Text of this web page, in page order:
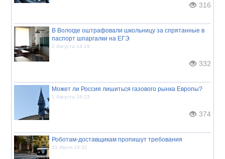
316
В Вологде оштрафовали школьницу за спрятанные в
паспорт шпаргалки на ЕГЭ
2 Августа 14:19
332
Может ли Россия лишиться газового рынка Европы?
1 Августа 16:23
374
Роботам-доставщикам пропишут требования
31 Июля 18:32